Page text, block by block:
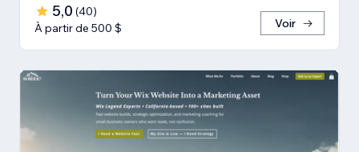
5,0 (40)
À partir de 500 $
Voir